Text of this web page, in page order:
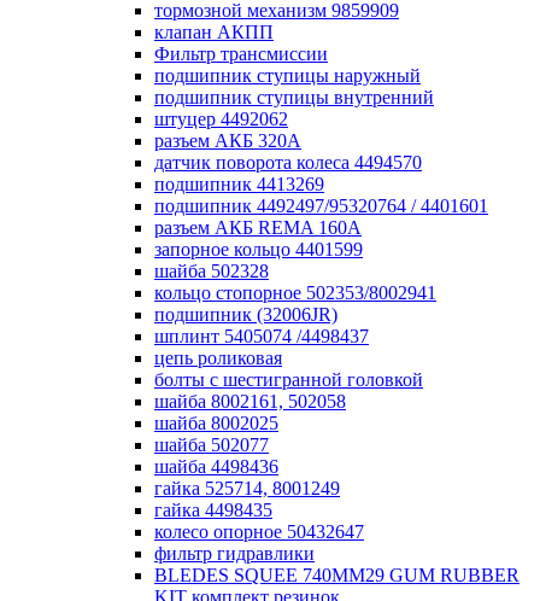
тормозной механизм 9859909
клапан АКПП
Фильтр трансмиссии
подшипник ступицы наружный
подшипник ступицы внутренний
штуцер 4492062
разъем АКБ 320А
датчик поворота колеса 4494570
подшипник 4413269
подшипник 4492497/95320764 / 4401601
разъем АКБ REMA 160А
запорное кольцо 4401599
шайба 502328
кольцо стопорное 502353/8002941
подшипник (32006JR)
шплинт 5405074 /4498437
цепь роликовая
болты с шестигранной головкой
шайба 8002161, 502058
шайба 8002025
шайба 502077
шайба 4498436
гайка 525714, 8001249
гайка 4498435
колесо опорное 50432647
фильтр гидравлики
BLEDES SQUEE 740MM29 GUM RUBBER
KIT комплект резинок